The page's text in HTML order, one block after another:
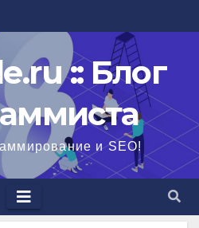
:: Блог
и SEO!